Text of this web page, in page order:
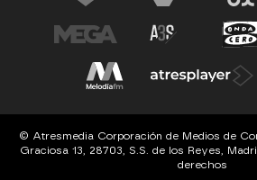
© Atresmedia Corporación de Medios de
Graciosa 13, 28703, S.S. de los Reyes,
derechos